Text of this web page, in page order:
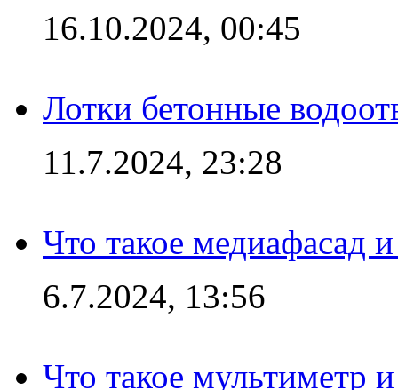
16.10.2024, 00:45
Лотки бетонные
11.7.2024, 23:28
Что такое медиафасад
6.7.2024, 13:56
Что такое мультиметр